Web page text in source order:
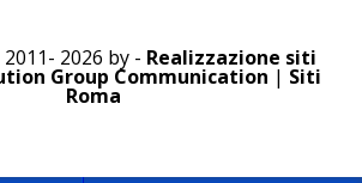
2026 by - Realizzazione siti
Group Communication | Siti
Roma